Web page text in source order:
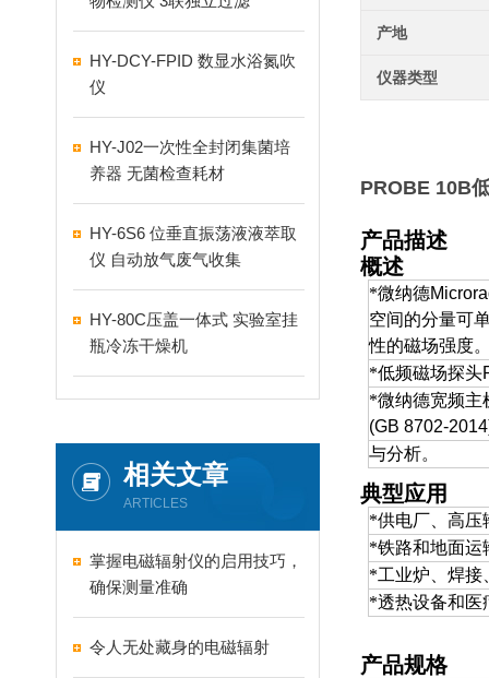
HY-DCY-FPID 数显水浴氮吹
仪
HY-J02一次性全封闭集菌培
养器 无菌检查耗材
HY-6S6 位垂直振荡液液萃取
仪 自动放气废气收集
HY-80C压盖一体式 实验室挂
瓶冷冻干燥机
相关文章
ARTICLES
掌握电磁辐射仪的启用技巧，
确保测量准确
令人无处藏身的电磁辐射
产地
仪器类型
PROBE 10B
产品描述
概述
*微纳德
空间的分量可
性的磁场强度
*低频磁场探头
*微纳德宽频主
(GB 8702-
与分析。
典型应用
*供电厂、高压
*铁路和地面运
*工业炉、焊接
*透热设备和医
产品规格